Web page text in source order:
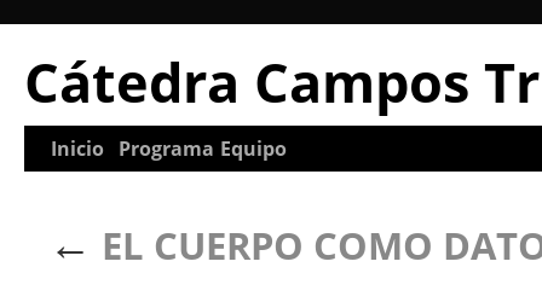
Cátedra Campos
Inicio Programa Equipo
← EL CUERPO COMO